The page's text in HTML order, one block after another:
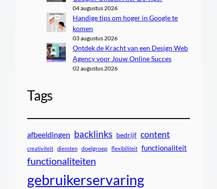
04 augustus 2026
Handige tips om hoger in Google te
komen
03 augustus 2026
Ontdek de Kracht van een Design Web
Agency voor Jouw Online Succes
02 augustus 2026
Tags
afbeeldingen backlinks bedrijf content
creativiteit diensten doelgroep flexibiliteit functionaliteit
functionaliteiten
gebruikerservaring